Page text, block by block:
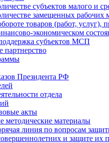
субъектов малого и
замещенных рабочих
товаров (работ, услуг),
экономическом
субъектов МСП
партнерство
Президента РФ
отдела
акты
материалы
линия по вопросам
и защите их